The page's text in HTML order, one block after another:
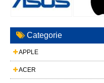
Categorie
APPLE
ACER